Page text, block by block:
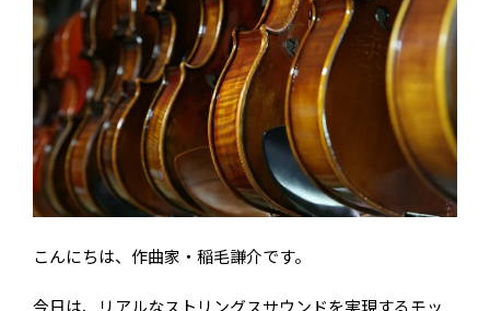
こんにちは、作曲家・稲毛謙介です。